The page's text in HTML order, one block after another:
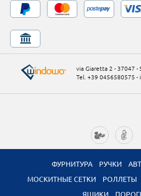
via Giaretta 2 - 37047 -
Tel. +39 0456580575 -
ФУРНИТУРА РУЧКИ
МОСКИТНЫЕ СЕТКИ
РОЛЛЕТЫ